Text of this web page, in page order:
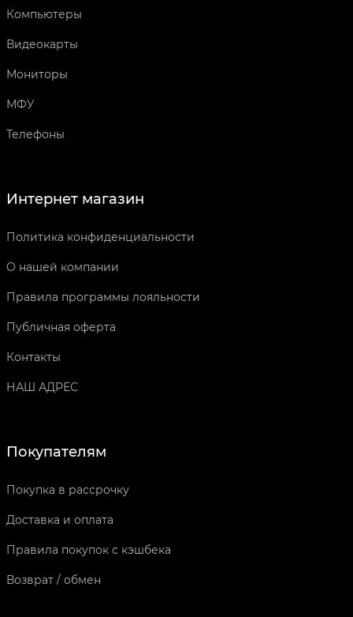
Компьютеры
Видеокарты
Мониторы
МФУ
Телефоны
Интернет магазин
Политика конфиденциальности
О нашей компании
Правила программы лояльности
Публичная оферта
Контакты
НАШ АДРЕС
Покупателям
Покупка в рассрочку
Доставка и оплата
Правила покупок с кэшбека
Возврат / обмен